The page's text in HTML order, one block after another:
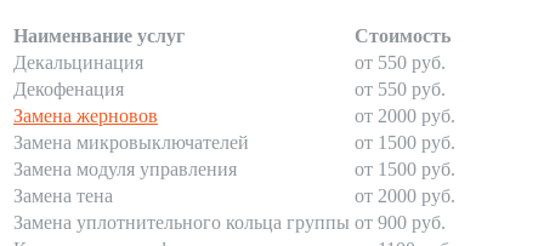
Наименвание услуг
Стоимость
Декальцинация
от 550 руб.
Декофенация
от 550 руб.
Замена жерновов
от 2000 руб.
Замена микровыключателей
от 1500 руб.
Замена модуля управления
от 1500 руб.
Замена тена
от 2000 руб.
Замена уплотнительного кольца группы от 900 руб.